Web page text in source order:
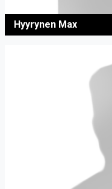
Hyyrynen Max